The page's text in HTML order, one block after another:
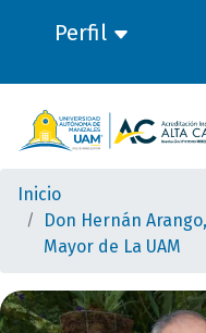
Perfil
Inicio
Don Hernán
Mayor de La UAM